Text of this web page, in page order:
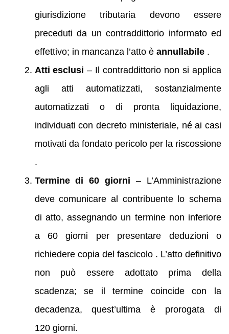
giurisdizione tributaria devono essere
preceduti da un contraddittorio informato ed
effettivo; in mancanza l’atto è annullabile.
Atti esclusi – Il contraddittorio non si applica
agli atti automatizzati, sostanzialmente
automatizzati o di pronta liquidazione,
individuati con decreto ministeriale, né ai casi
motivati da fondato pericolo per la riscossione
.
Termine di 60 giorni – L’Amministrazione
deve comunicare al contribuente lo schema
di atto, assegnando un termine non inferiore
a 60 giorni per presentare deduzioni o
richiedere copia del fascicolo . L’atto definitivo
non può essere adottato prima della
scadenza; se il termine coincide con la
decadenza, quest’ultima è prorogata di
120 giorni.